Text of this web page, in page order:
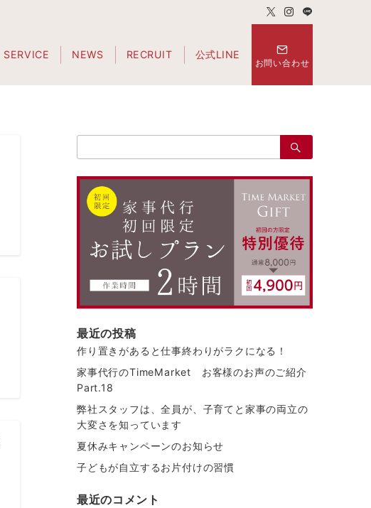
SERVICE NEWS RECRUIT 公式LINE
お問い合わせ
索：
最近の投稿
作り置きがあると仕事終わりがラクになる！
家事代行のTimeMarket お客様のお声のご紹介
Part.18
弊社スタッフは、全員が、子育てと家事の両立の
大変さを知っています
夏休みキャンペーンのお知らせ
子どもが自立するお片付けの習慣
最近のコメント